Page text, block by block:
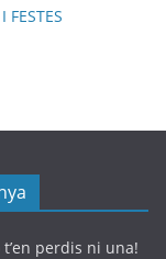
perdis ni una!